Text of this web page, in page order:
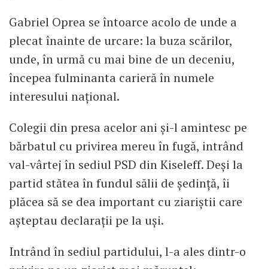
Gabriel Oprea se întoarce acolo de unde a
plecat înainte de urcare: la buza scărilor,
unde, în urmă cu mai bine de un deceniu,
începea fulminanta carieră în numele
interesului național.
Colegii din presa acelor ani și-l amintesc pe
bărbatul cu privirea mereu în fugă, intrând
val-vârtej în sediul PSD din Kiseleff. Deși la
partid stătea în fundul sălii de ședință, îi
plăcea să se dea important cu ziariștii care
așteptau declarații pe la uși.
Intrând în sediul partidului, l-a ales dintr-o